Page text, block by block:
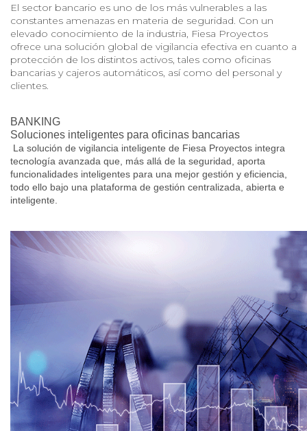
El sector bancario es uno de los más vulnerables a las
constantes amenazas en materia de seguridad. Con un
elevado conocimiento de la industria, Fiesa Proyectos
ofrece una solución global de vigilancia efectiva en cuanto a
protección de los distintos activos, tales como oficinas
bancarias y cajeros automáticos, así como del personal y
clientes.
BANKING
Soluciones inteligentes para oficinas bancarias
La solución de vigilancia inteligente de Fiesa Proyectos integra
tecnología avanzada que, más allá de la seguridad, aporta
funcionalidades inteligentes para una mejor gestión y eficiencia,
todo ello bajo una plataforma de gestión centralizada, abierta e
inteligente.